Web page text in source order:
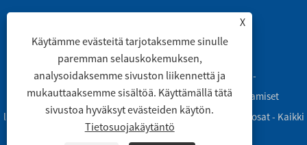
Linkit| Sitemap| RSS|
Copyright © 2003 Engineering Ceramic Co., Ltd. -
Alumiinioksidikeraamiset putket, alumiinioksidikeraamiset
laboratoriovälineet, alumiinioksidikeraamiset koneistetut osat - Kaikki
oikeudet pidätetään
X
Käytämme evästeitä tarjotaksemme sinulle
paremman selauskokemuksen,
analysoidaksemme sivuston liikennettä ja
mukauttaaksemme sisältöä. Käyttämällä tätä
sivustoa hyväksyt evästeiden käytön.
Tietosuojakäytäntö